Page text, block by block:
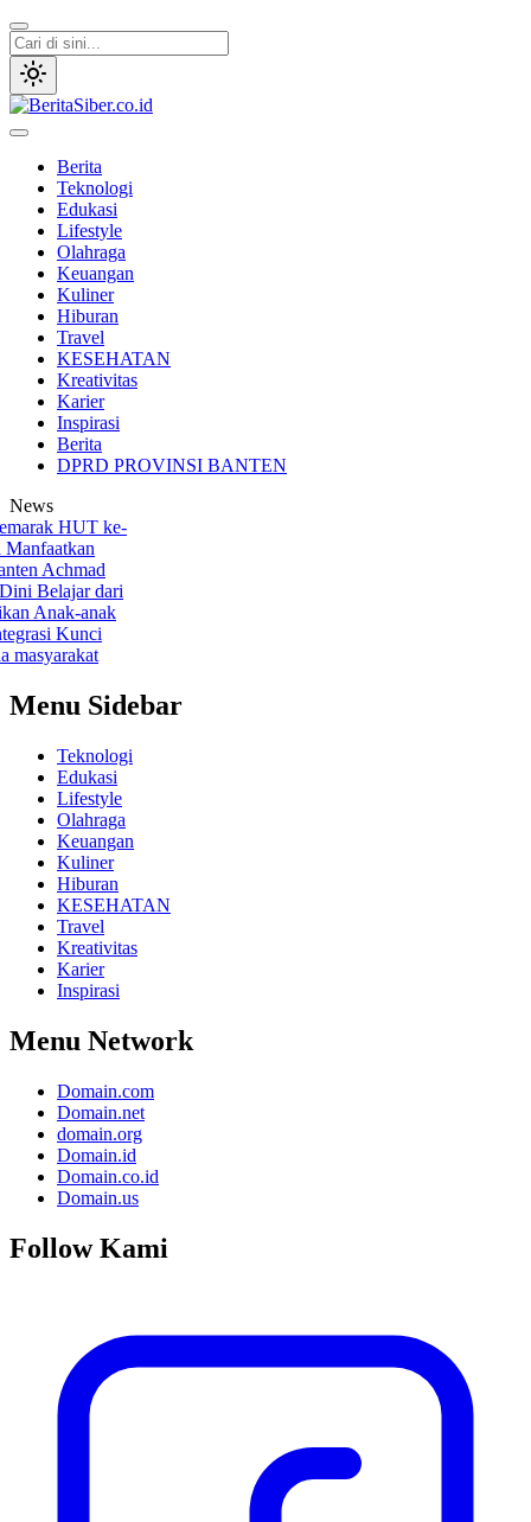
Lewati
ke
konten
Berita
Teknologi
Edukasi
Lifestyle
Olahraga
Keuangan
Kuliner
Hiburan
Travel
KESEHATAN
Kreativitas
Karier
Inspirasi
Berita
DPRD PROVINSI BANTEN
News
HUT ke-
Achmad
Belajar dari
anak
Kunci
Menu Sidebar
Teknologi
Edukasi
Lifestyle
Olahraga
Keuangan
Kuliner
Hiburan
KESEHATAN
Travel
Kreativitas
Karier
Inspirasi
Menu Network
Domain.com
Domain.net
domain.org
Domain.id
Domain.co.id
Domain.us
Follow Kami